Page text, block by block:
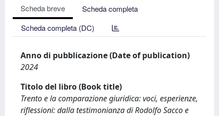
Scheda breve
Scheda completa
Scheda completa (DC)
Anno di pubblicazione (Date of publication)
2024
Titolo del libro (Book title)
Trento e la comparazione giuridica: voci, esperienze,
riflessioni: dalla testimonianza di Rodolfo Sacco e